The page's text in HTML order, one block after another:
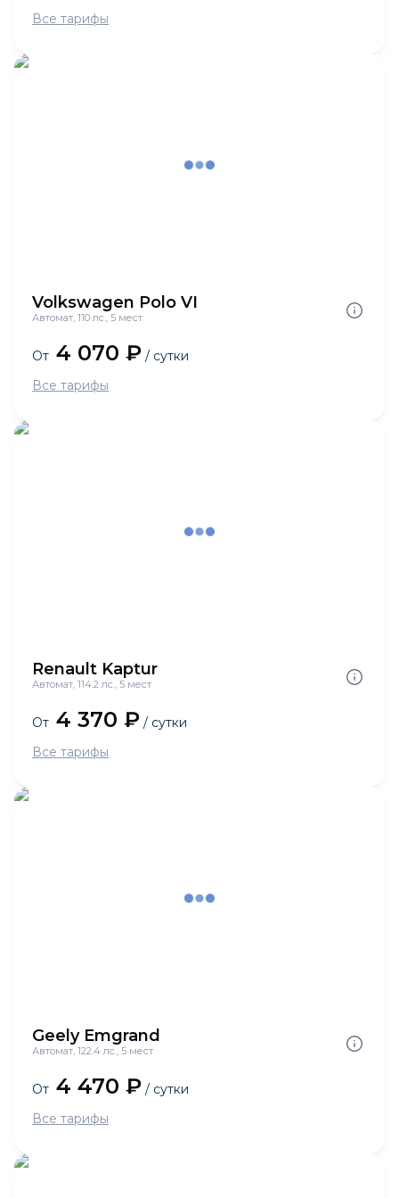
Все тарифы
Volkswagen Polo VI
Автомат, 110 лс., 5 мест
От 4 070 ₽ / сутки
Все тарифы
Renault Kaptur
Автомат, 114.2 лс., 5 мест
От 4 370 ₽ / сутки
Все тарифы
Geely Emgrand
Автомат, 122.4 лс., 5 мест
От 4 470 ₽ / сутки
Все тарифы